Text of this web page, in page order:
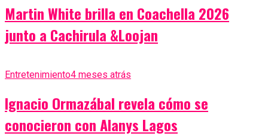
Martin White brilla en Coachella 2026
junto a Cachirula &Loojan
Entretenimiento4 meses atrás
Ignacio Ormazábal revela cómo se
conocieron con Alanys Lagos